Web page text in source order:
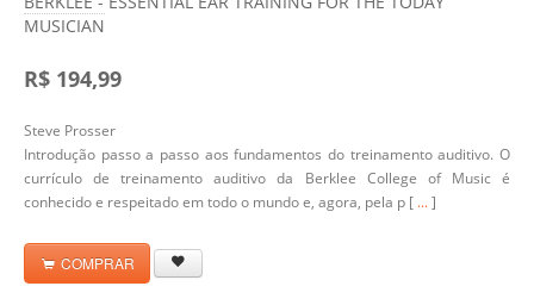
MUSICIAN
R$ 194,99
Steve Prosser
Introdução passo a passo aos fundamentos do treinamento auditivo. O
currículo de treinamento auditivo da Berklee College of Music é
conhecido e respeitado em todo o mundo e, agora, pela p [ ...]
COMPRAR